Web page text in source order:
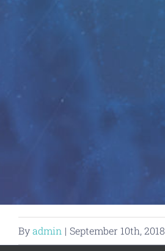
Byadmin | September 10th, 2018